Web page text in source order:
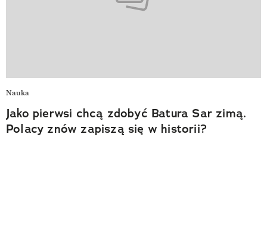
Nauka
Jako pierwsi chcą zdobyć Batura Sar zimą.
Polacy znów zapiszą się w historii?